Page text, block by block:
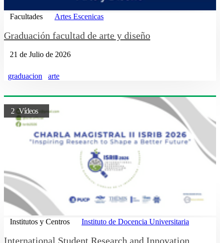
Facultades Artes Escenicas
Graduación facultad de arte y diseño
21 de Julio de 2026
graduacion arte
2 Vídeos
Institutos y Centros Instituto de Docencia Universitaria
International Student Research and Innovation